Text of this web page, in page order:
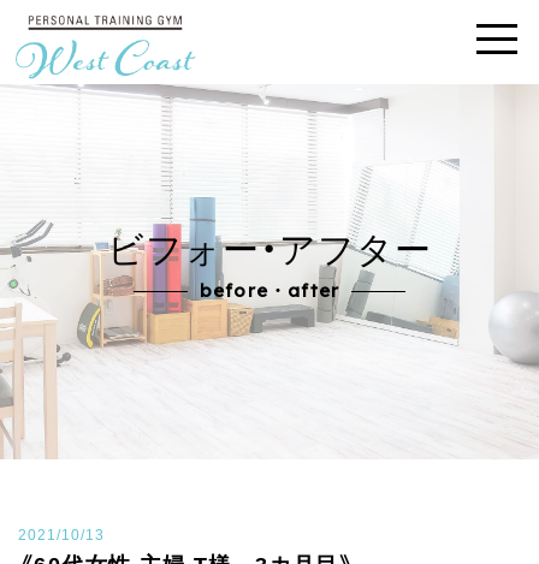
ビフォー・アフター
before・after
2021/10/13